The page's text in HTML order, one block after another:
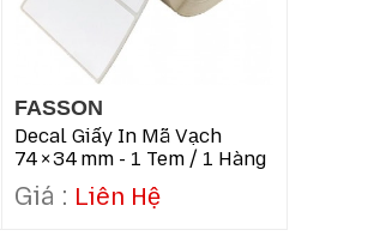
FASSON
Decal Giấy In Mã Vạch
74 × 34 Mm - 1 Tem / 1 Hàng
Liên Hệ